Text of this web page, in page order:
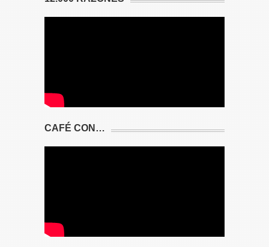
CAFÉ CON…